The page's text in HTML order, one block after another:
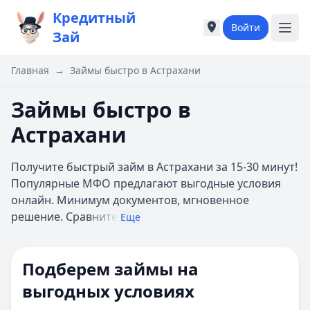
Кредитный
Зай
Города России
Б
Барнаул
Белгород
Города России
Б
Барнаул
Белгород
Войти
Главная → Займы быстро в Астрахани
Займы быстро в
Астрахани
Получите быстрый займ в Астрахани за 15-30 минут!
Популярные МФО предлагают выгодные условия
онлайн. Минимум документов, мгновенное
решение. Сравните Еще
Подберем займы на
выгодных условиях